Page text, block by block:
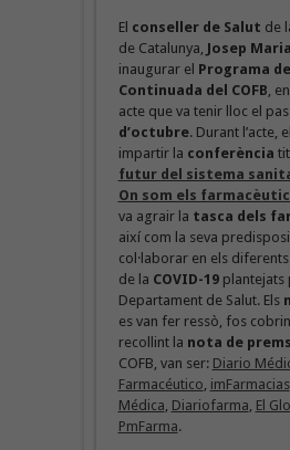
El conseller de Salut de
de Catalunya, Josep
inaugurar el Programa
Continuada del COFB ,
acte que va tenir lloc el
d’octubre. Durant l’acte,
impartir la conferència
futur del sistema
On som els
va agrair la tasca dels
així com la seva
col·laborar en els diferents
de la COVID-19plantejats
Departament de Salut. Els
es van fer ressò, fos
recollint la nota de
COFB, van ser: Diario
Farmacéutico imFarmacias,
Médica Diariofarma El
PmFarma.